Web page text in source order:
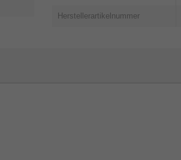
Herstellerartikelnummer